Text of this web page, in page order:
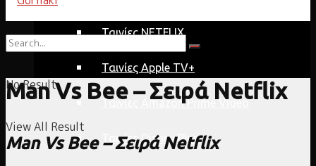
Ταινίες NETFLIX
Ταινίες Apple TV+
Ταινίες Amazon Prime Video
Ταινίες Disney Plus
No Result
View All Result
Man Vs Bee – Σειρά Netflix
Man Vs Bee – Σειρά Netflix